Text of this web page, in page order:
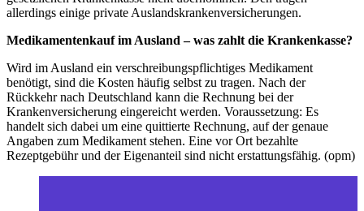
allerdings einige private Auslandskrankenversicherungen.
Medikamentenkauf im Ausland – was zahlt die Krankenkasse?
Wird im Ausland ein verschreibungspflichtiges Medikament
benötigt, sind die Kosten häufig selbst zu tragen. Nach der
Rückkehr nach Deutschland kann die Rechnung bei der
Krankenversicherung eingereicht werden. Voraussetzung: Es
handelt sich dabei um eine quittierte Rechnung, auf der genaue
Angaben zum Medikament stehen. Eine vor Ort bezahlte
Rezeptgebühr und der Eigenanteil sind nicht erstattungsfähig. (opm)